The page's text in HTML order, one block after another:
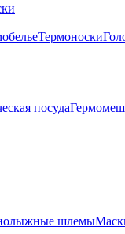
Термоноски
посуда
шлемы